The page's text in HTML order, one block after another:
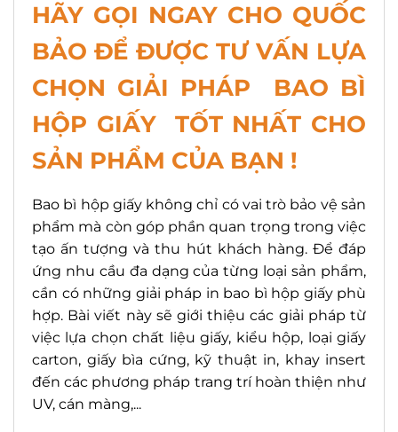
HÃY GỌI NGAY CHO QUỐC
BẢO ĐỂ ĐƯỢC TƯ VẤN LỰA
CHỌN GIẢI PHÁP BAO BÌ
HỘP GIẤY TỐT NHẤT CHO
SẢN PHẨM CỦA BẠN !
Bao bì hộp giấy không chỉ có vai trò bảo vệ sản
phẩm mà còn góp phần quan trọng trong việc
tạo ấn tượng và thu hút khách hàng. Để đáp
ứng nhu cầu đa dạng của từng loại sản phẩm,
cần có những giải pháp in bao bì hộp giấy phù
hợp. Bài viết này sẽ giới thiệu các giải pháp từ
việc lựa chọn chất liệu giấy, kiểu hộp, loại giấy
carton, giấy bìa cứng, kỹ thuật in, khay insert
đến các phương pháp trang trí hoàn thiện như
UV, cán màng,...